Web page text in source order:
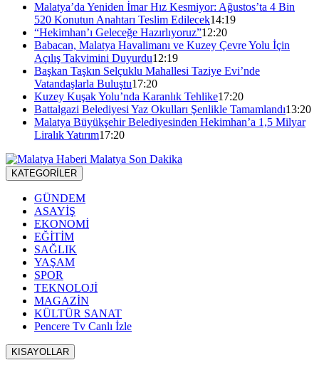
Malatya’da Yeniden İmar Hız Kesmiyor: Ağustos’ta 4 Bin
520 Konutun Anahtarı Teslim Edilecek14:19
“Hekimhan’ı Geleceğe Hazırlıyoruz”12:20
Babacan, Malatya Havalimanı ve Kuzey Çevre Yolu İçin
Açılış Takvimini Duyurdu12:19
Başkan Taşkın Selçuklu Mahallesi Taziye Evi’nde
Vatandaşlarla Buluştu17:20
Kuzey Kuşak Yolu’nda Karanlık Tehlike17:20
Battalgazi Belediyesi Yaz Okulları Şenlikle Tamamlandı13:20
Malatya Büyükşehir Belediyesinden Hekimhan’a 1,5 Milyar
Liralık Yatırım17:20
KATEGORİLER
GÜNDEM
ASAYİŞ
EKONOMİ
EĞİTİM
SAĞLIK
YAŞAM
SPOR
TEKNOLOJİ
MAGAZİN
KÜLTÜR SANAT
Pencere Tv Canlı İzle
KISAYOLLAR